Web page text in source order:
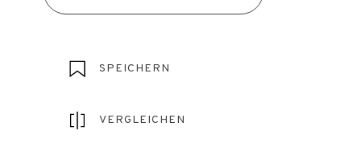
SPEICHERN
VERGLEICHEN